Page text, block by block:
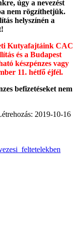
úgy a nevezést
nem rögzíthetjük.
helyszínén a
Kutyafajtáink CAC
és a Budapest
készpénzes vagy
11. hétfő éjfél.
befizetéseket nem
2019-10-16